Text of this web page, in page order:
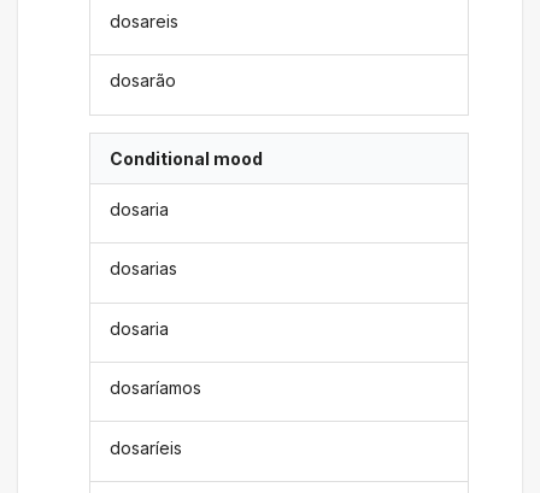
dosareis
dosarão
Conditional mood
dosaria
dosarias
dosaria
dosaríamos
dosaríeis